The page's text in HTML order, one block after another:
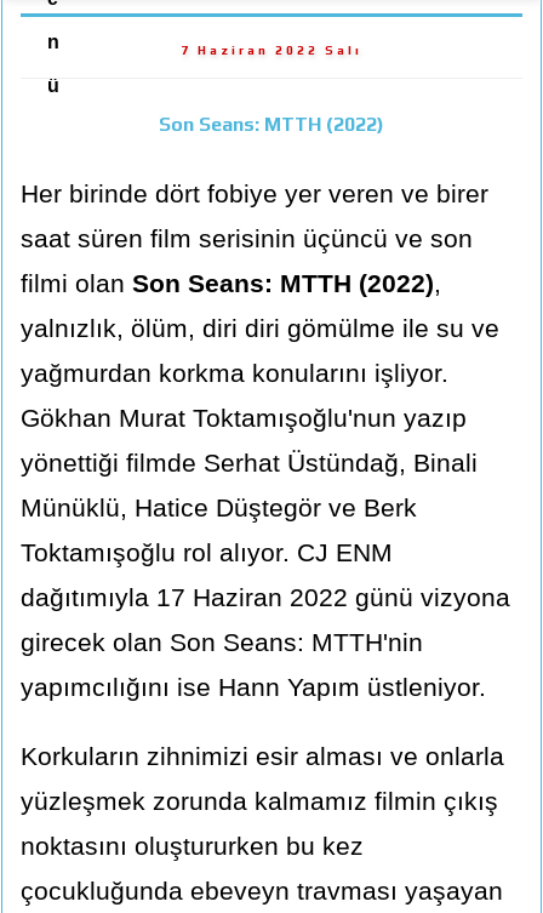
n
ü
7 Haziran 2022 Salı
Son Seans: MTTH (2022)
Her birinde dört fobiye yer veren ve birer
saat süren film serisinin üçüncü ve son
filmi olan Son Seans: MTTH (2022)
yalnızlık, ölüm, diri diri gömülme ile su ve
yağmurdan korkma konularını işliyor.
Gökhan Murat Toktamışoğlu'nun yazıp
yönettiği filmde Serhat Üstündağ, Binali
Münüklü, Hatice Düştegör ve Berk
Toktamışoğlu rol alıyor. CJ ENM
dağıtımıyla 17 Haziran 2022 günü vizyona
girecek olan Son Seans: MTTH'nin
yapımcılığını ise Hann Yapım üstleniyor.
Korkuların zihnimizi esir alması ve onlarla
yüzleşmek zorunda kalmamız filmin çıkış
noktasını oluştururken bu kez
çocukluğunda ebeveyn travması yaşayan